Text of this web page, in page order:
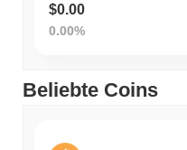
$0.00
0.00%
Beliebte Coins